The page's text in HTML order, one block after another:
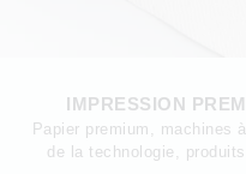
IMPRESSION
Papier premium, machines
de la technologie,